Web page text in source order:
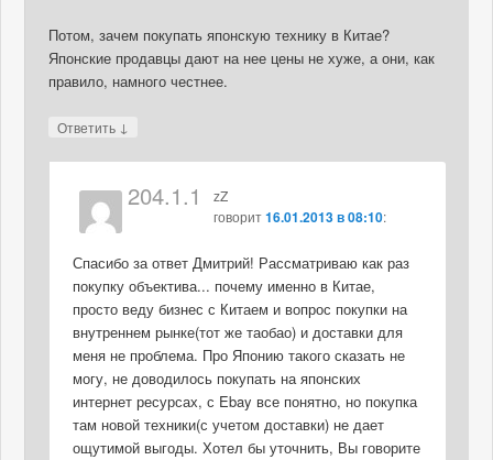
Потом, зачем покупать японскую технику в Китае?
Японские продавцы дают на нее цены не хуже, а они, как
правило, намного честнее.
Ответить ↓
204.1.1
zZ
говорит 16.01.2013 в 08:10:
Спасибо за ответ Дмитрий! Рассматриваю как раз
покупку объектива... почему именно в Китае,
просто веду бизнес с Китаем и вопрос покупки на
внутреннем рынке(тот же таобао) и доставки для
меня не проблема. Про Японию такого сказать не
могу, не доводилось покупать на японских
интернет ресурсах, с Ebay все понятно, но покупка
там новой техники(с учетом доставки) не дает
ощутимой выгоды. Хотел бы уточнить, Вы говорите